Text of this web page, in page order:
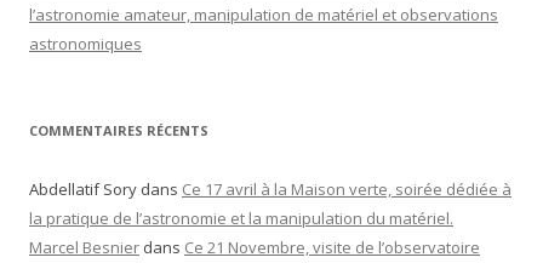
l’astronomie amateur, manipulation de matériel et observations
astronomiques
COMMENTAIRES RÉCENTS
Abdellatif Sory dans Ce 17 avril à la Maison verte, soirée dédiée à
la pratique de l’astronomie et la manipulation du matériel.
Marcel Besnier dans Ce 21 Novembre, visite de l’observatoire